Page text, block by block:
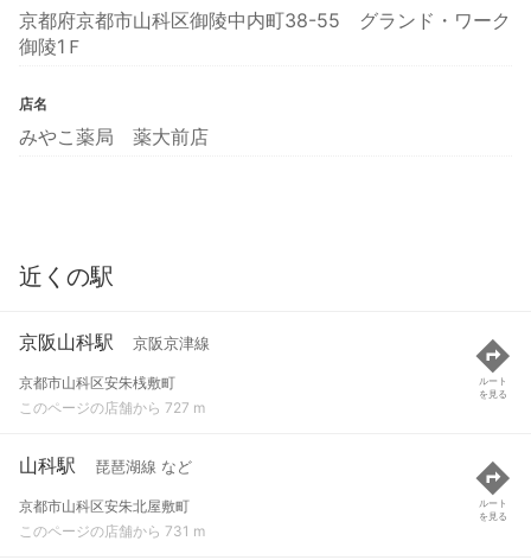
京都府京都市山科区御陵中内町38-55 グランド・ワーク
御陵1Ｆ
店名
みやこ薬局 薬大前店
近くの駅
京阪山科駅 京阪京津線
京都市山科区安朱桟敷町
このページの店舗から 727 m
ルート
を見る
山科駅 琵琶湖線 など
京都市山科区安朱北屋敷町
このページの店舗から 731 m
ルート
を見る